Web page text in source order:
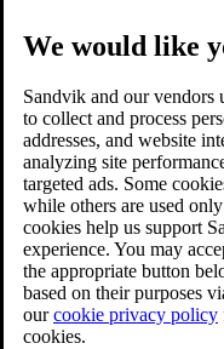
We would like
Sandvik and our vendors
to collect and process
addresses, and website
analyzing site
targeted ads. Some
while others are used
cookies help us support
experience. You may
the appropriate button
based on their purposes
ourcookie privacy policy
cookies.